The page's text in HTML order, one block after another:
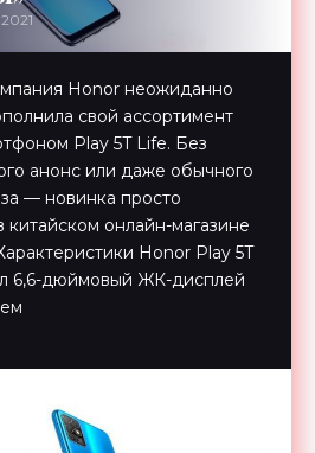
Honor неожиданно
свой ассортимент
Play 5T Life. Без
анонс или даже обычного
— новинка просто
китайском онлайн-магазине
Honor Play 5T
6,6-дюймовый ЖК-дисплей